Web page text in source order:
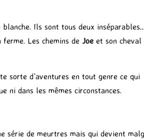
Ils sont tous deux
Les chemins de Joe et son cheval
sorte d’aventures en tout genre ce qui
ni dans les mêmes circonstances.
série de meurtres mais qui devient